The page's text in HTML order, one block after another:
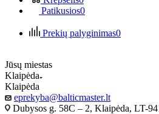
Patikusios0
Prekių palyginimas0
Jūsų miestas
Klaipėda
Klaipėda
eprekyba@balticmaster.lt
Dubysos g. 58C – 2, Klaipėda, LT-